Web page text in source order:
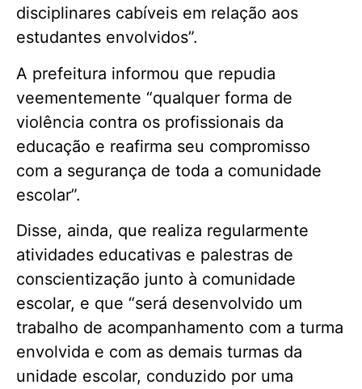
disciplinares cabíveis em relação aos
estudantes envolvidos”.
A prefeitura informou que repudia
veementemente “qualquer forma de
violência contra os profissionais da
educação e reafirma seu compromisso
com a segurança de toda a comunidade
escolar”.
Disse, ainda, que realiza regularmente
atividades educativas e palestras de
conscientização junto à comunidade
escolar, e que “será desenvolvido um
trabalho de acompanhamento com a turma
envolvida e com as demais turmas da
unidade escolar, conduzido por uma